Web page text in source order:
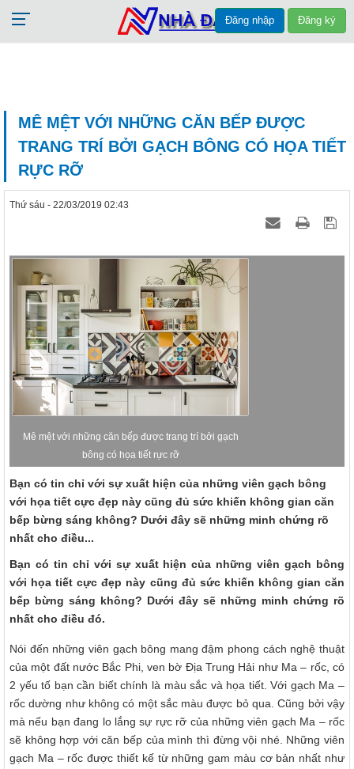
Đăng nhập Đăng ký
MÊ MỆT VỚI NHỮNG CĂN BẾP ĐƯỢC
TRANG TRÍ BỞI GẠCH BÔNG CÓ HỌA TIẾT
RỰC RỠ
Thứ sáu - 22/03/2019 02:43
Mê mệt với những căn bếp được trang trí bởi gạch
bông có họa tiết rực rỡ
Bạn có tin chỉ với sự xuất hiện của những viên gạch bông
với họa tiết cực đẹp này cũng đủ sức khiến không gian căn
bếp bừng sáng không? Dưới đây sẽ những minh chứng rõ
nhất cho điều...
Bạn có tin chỉ với sự xuất hiện của những viên gạch bông
với họa tiết cực đẹp này cũng đủ sức khiến không gian căn
bếp bừng sáng không? Dưới đây sẽ những minh chứng rõ
nhất cho điều đó.
Nói đến những viên gạch bông mang đậm phong cách nghệ thuật
của một đất nước Bắc Phi, ven bờ Địa Trung Hải như Ma – rốc, có
2 yếu tố bạn cần biết chính là màu sắc và họa tiết. Với gạch Ma –
rốc dường như không có một sắc màu được bỏ qua. Cũng bởi vậy
mà nếu bạn đang lo lắng sự rực rỡ của những viên gạch Ma – rốc
sẽ không hợp với căn bếp của mình thì đừng vội nhé. Những viên
gạch Ma – rốc được thiết kế từ những gam màu cơ bản nhất như